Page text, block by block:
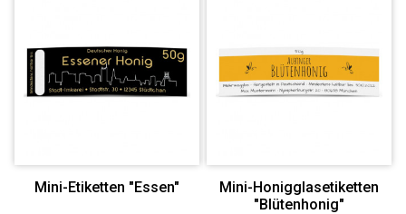
Mini-Etiketten "Essen"
Mini-Honigglasetiketten
"Blütenhonig"